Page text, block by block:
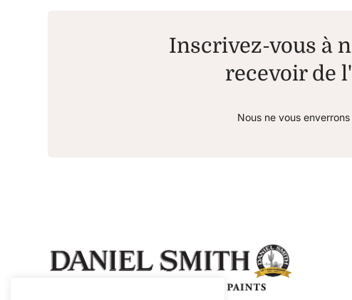
Inscrivez-vous à
recevoir de
Nous ne vous